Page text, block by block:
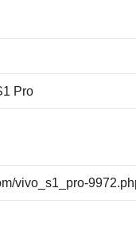
Pro
vivo_s1_pro-